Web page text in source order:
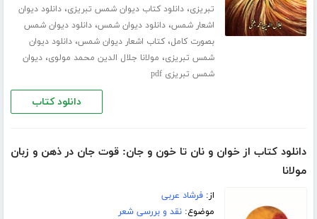
تبریزی،دانلود کتاب دیوان شمس تبریزی،دانلود دیوان
اشعار شمس،دانلود دیوان شمس،دانلود دیوان شمس
بصورت کامل،کتاب اشعار دیوان شمس،دانلود دیوان
شمس تبریزی، مولانا جلال الدین محمد مولوی،دیوان
شمس تبریزی pdf
دانلود کتاب
دانلود کتاب از خوان و نان تا خون و جان: قوت جان در ذهن و زبان
مولانا
از:فرشاد عربی
موضوع:نقد و بررسی شعر